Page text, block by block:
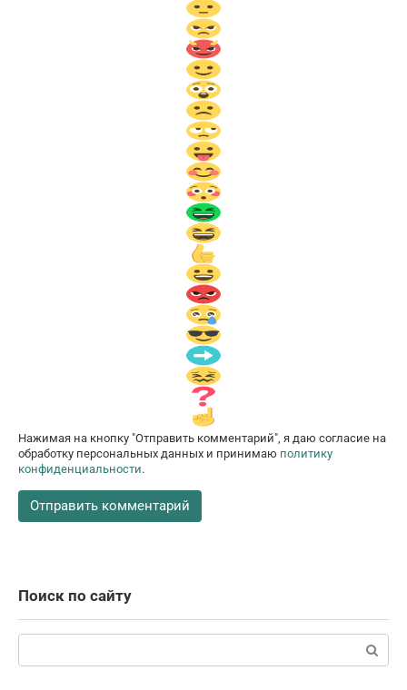
Нажимая на кнопку "Отправить комментарий", я даю согласие на
обработку персональных данных и принимаю политику
конфиденциальности.
Поиск по сайту
Поиск: